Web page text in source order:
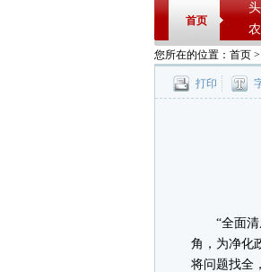
首页
您所在的位置： 首页 >
打印
“全面清底
角，为净化
将问题找全